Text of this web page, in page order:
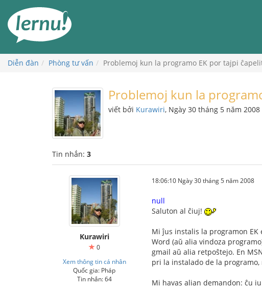
đến
phần
dung
Diễn đàn Phòng tư vấn Problemoj kun la programo EK por tajpi
Problemoj kun la
viết bởi Kurawiri, Ngày 30 tháng 5 năm 2008
Tin nhắn: 3
Kurawiri
0
Xem thông tin cá nhân
Quốc gia: Pháp
Tin nhắn: 64
18:06:10 Ngày 30 tháng 5 năm 2008
null
Saluton al ĉiuj!
Mi ĵus instalis la programon
Word (aŭ alia vindoza
gmail aŭ alia retpoŝtejo. En
pri la instalado de la
Mi havas alian demandon: ĉu